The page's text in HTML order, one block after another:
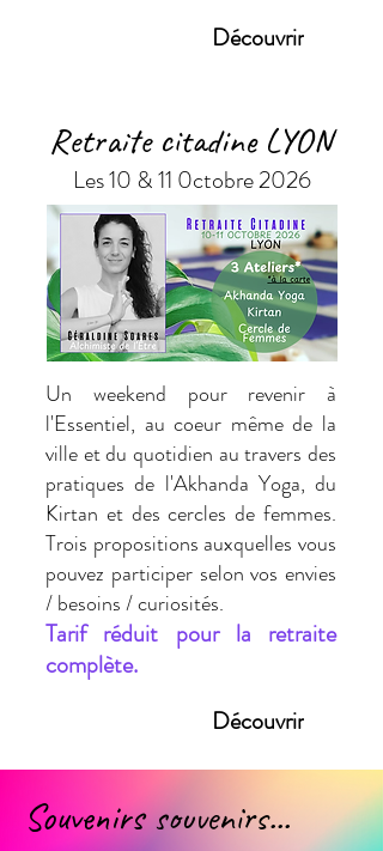
Découvrir
Retraite citadine LYON
Les 10 & 11 0ctobre 2026
Un weekend pour revenir à
l'Essentiel, au coeur même de la
ville et du quotidien au travers des
pratiques de l'Akhanda Yoga, du
Kirtan et des cercles de femmes.
Trois propositions auxquelles vous
pouvez participer selon vos envies
/ besoins / curiosités.
Tarif réduit pour la retraite
complète.
Découvrir
Souvenirs souvenirs...